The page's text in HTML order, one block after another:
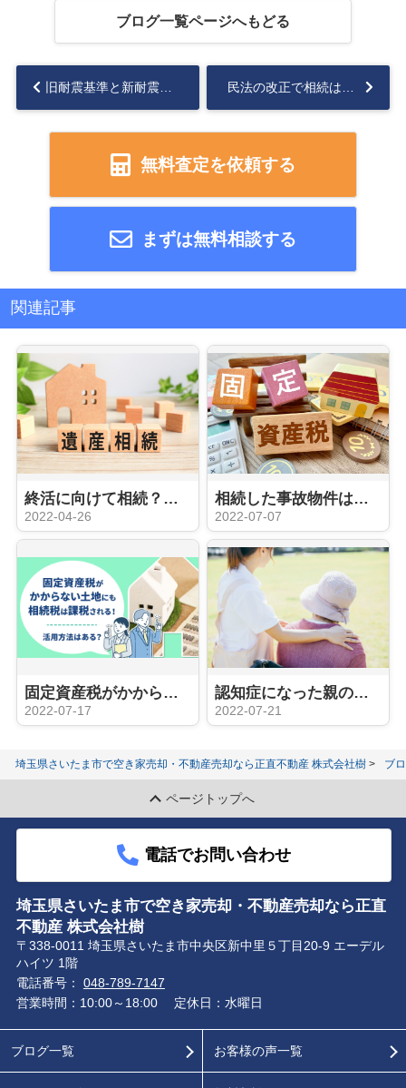
ブログ一覧ページへもどる
旧耐震基準と新耐震基準は何が違う？見分け方についても解説...
無料査定を依頼する
まずは無料相談する
関連記事
終活に向けて相続？売却？空き家の管理方法を解説
2022-04-26
相続した事故物件は固定資産税がかかる？計算方法と減額する方法をご紹介
2022-07-07
固定資産税がかからない土地にも相続税は課税される！活用方法はある？
2022-07-17
認知症になった親の不動産売却はできない？成年後見制度もご紹介
2022-07-21
埼玉県さいたま市で空き家売却・不動産売却なら正直不動産 株式会社樹 ブ
ページトップへ
電話でお問い合わせ
埼玉県さいたま市で空き家売却・不動産売却なら正直
不動産 株式会社樹
〒338-0011 埼玉県さいたま市中央区新中里５丁目20-9 エーデル
ハイツ 1階
電話番号： 048-789-7147
営業時間：10:00～18:00
定休日：水曜日
ブログ一覧 お客様の声一覧